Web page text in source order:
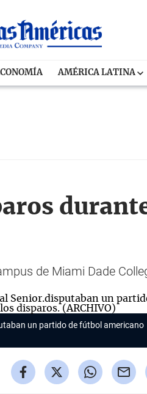
AMÉRICA LATINA
de Miami Dade
un partido de fútbol americano